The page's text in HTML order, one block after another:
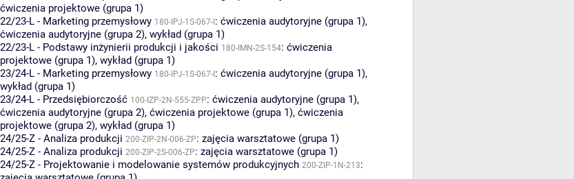
ćwiczenia projektowe (grupa 1)
22/23-L - Marketing przemysłowy 180-IPJ-1S-067-I : ćwiczenia audytoryjne (grupa 1),
ćwiczenia audytoryjne (grupa 2), wykład (grupa 1)
22/23-L - Podstawy inżynierii produkcji i jakości 180-IMN-2S-154: ćwiczenia
projektowe (grupa 1), wykład (grupa 1)
23/24-L - Marketing przemysłowy 180-IPJ-1S-067-I : ćwiczenia audytoryjne (grupa 1),
wykład (grupa 1)
23/24-L - Przedsiębiorczość 100-IZP-2N-555-ZPP: ćwiczenia audytoryjne (grupa 1),
ćwiczenia audytoryjne (grupa 2), ćwiczenia projektowe (grupa 1), ćwiczenia
projektowe (grupa 2), wykład (grupa 1)
24/25-Z - Analiza produkcji 200-ZIP-2N-006-ZP: zajęcia warsztatowe (grupa 1)
24/25-Z - Analiza produkcji 200-ZIP-2S-006-ZP: zajęcia warsztatowe (grupa 1)
24/25-Z - Projektowanie i modelowanie systemów produkcyjnych 200-ZIP-1N-213: